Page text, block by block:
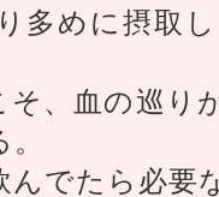
多めに摂取
、血の巡り
んでたら必要